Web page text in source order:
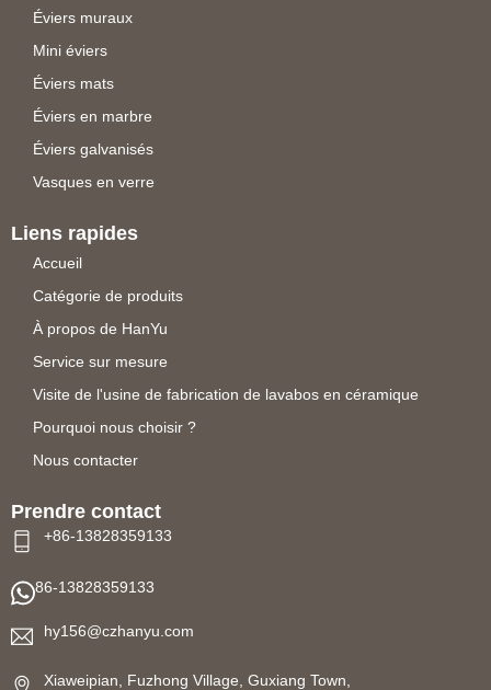
Éviers muraux
Mini éviers
Éviers mats
Éviers en marbre
Éviers galvanisés
Vasques en verre
Liens rapides
Accueil
Catégorie de produits
À propos de HanYu
Service sur mesure
Visite de l'usine de fabrication de lavabos en céramique
Pourquoi nous choisir ?
Nous contacter
Prendre contact
+86-13828359133
86-13828359133
hy156@czhanyu.com
Xiaweipian, Fuzhong Village, Guxiang Town,